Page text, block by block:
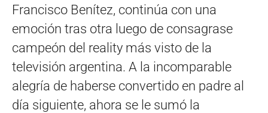
Francisco Benítez, continúa con una
emoción tras otra luego de consagrase
campeón del reality más visto de la
televisión argentina. A la incomparable
alegría de haberse convertido en padre al
día siguiente, ahora se le sumó la